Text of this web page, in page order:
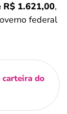
R$ 1.621,00,
federal
carteira do